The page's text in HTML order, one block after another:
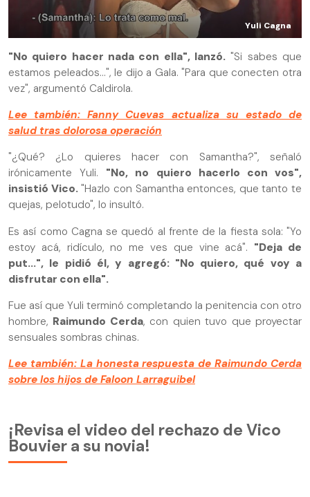
Yuli Cagna
"No quiero hacer nada con ella", lanzó. "Si sabes que
estamos peleados...", le dijo a Gala. "Para que conecten otra
vez", argumentó Caldirola.
Lee también: Fanny Cuevas actualiza su estado de
salud tras dolorosa operación
"¿Qué? ¿Lo quieres hacer con Samantha?", señaló
irónicamente Yuli. "No, no quiero hacerlo con vos",
insistió Vico."Hazlo con Samantha entonces, que tanto te
quejas, pelotudo", lo insultó.
Es así como Cagna se quedó al frente de la fiesta sola: "Yo
estoy acá, ridículo, no me ves que vine acá". "Deja de
put...", le pidió él, y agregó: "No quiero, qué voy a
disfrutar con ella".
Fue así que Yuli terminó completando la penitencia con otro
hombre, Raimundo Cerda, con quien tuvo que proyectar
sensuales sombras chinas.
Lee también: La honesta respuesta de Raimundo Cerda
sobre los hijos de Faloon Larraguibel
¡Revisa el video del rechazo de Vico
Bouvier a su novia!